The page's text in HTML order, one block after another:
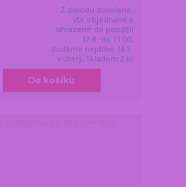
Z důvodu dovolené,
vše objednané a
uhrazené do pondělí
17.8. do 11:00,
dodáme nejdříve 18.8.
v úterý. Skladem 2 ks
Do košíku